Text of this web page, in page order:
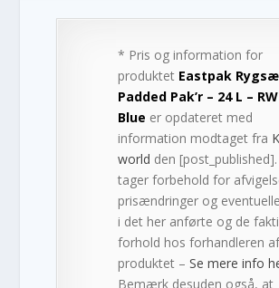
* Pris og information for
produktet Eastpak
Padded Pak’r – 24 L – RW
Blue er opdateret med
information modtaget fra
world den [post_published].
tager forbehold for
prisændringer og
i det her anførte og de
forhold hos forhandleren
produktet –Se mere info
Bemærk desuden også, at